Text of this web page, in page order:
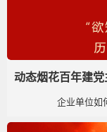
动态烟花百年建
企业单位如